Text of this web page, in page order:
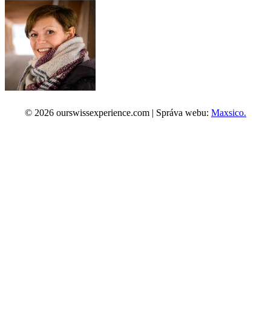
© 2026 ourswissexperience.com | Správa webu: Maxsico.